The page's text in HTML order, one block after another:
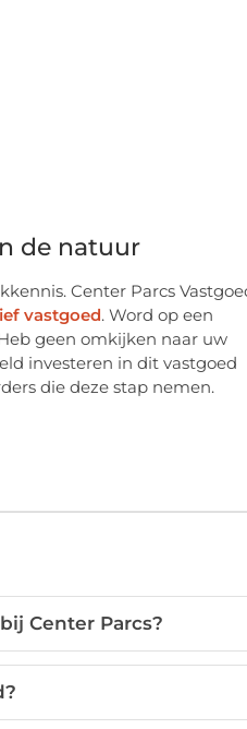
de natuur
Center Parcs
vastgoed. Word op een
geen omkijken naar uw
investeren in dit vastgoed
die deze stap nemen.
Center Parcs?